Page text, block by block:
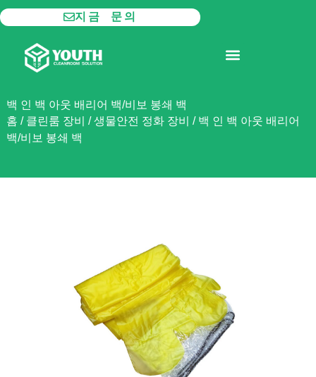
콘
텐
뛰
기
지금 문의
백 인 백 아웃 배리어 백/비보 봉쇄 백
홈 / 클린룸 장비 /생물안전 정화 장비 / 백 인 백 아웃 배리어
백/비보 봉쇄 백